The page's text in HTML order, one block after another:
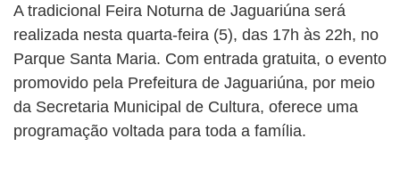
A tradicional Feira Noturna de Jaguariúna será
realizada nesta quarta-feira (5), das 17h às 22h, no
Parque Santa Maria. Com entrada gratuita, o evento
promovido pela Prefeitura de Jaguariúna, por meio
da Secretaria Municipal de Cultura, oferece uma
programação voltada para toda a família.